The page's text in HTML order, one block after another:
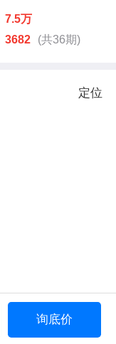
7.5万
3682 (共36期)
定位
询底价